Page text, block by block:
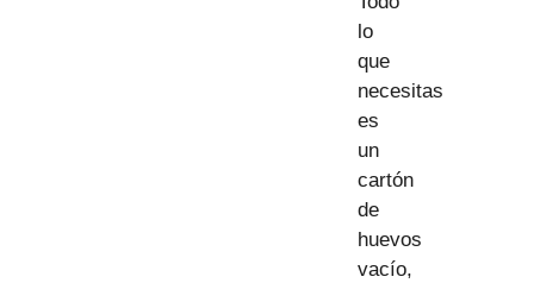
lo
que
necesitas
es
un
cartón
de
huevos
vacío,